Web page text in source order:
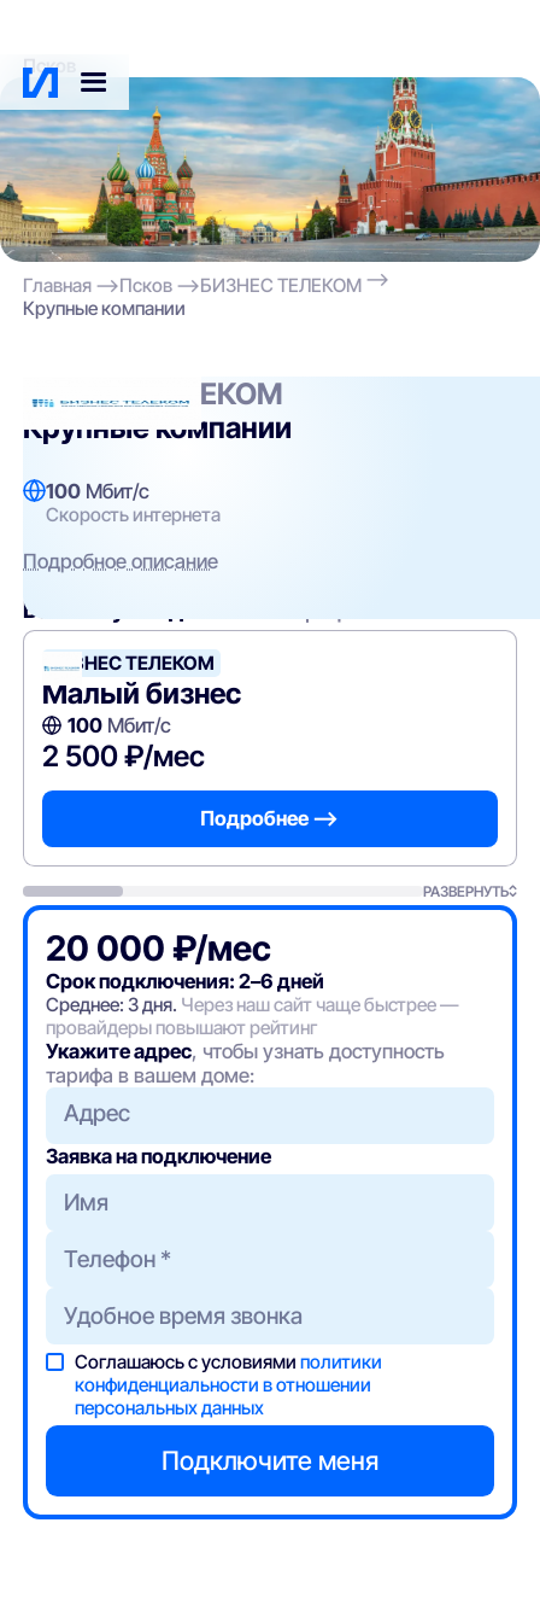
Псков
Главная Псков
БИЗНЕС ТЕЛЕКОМ
Крупные компании
БИЗНЕС ТЕЛЕКОМ
Крупные компании
100 Мбит/с
Скорость интернета
Подробное описание
Вам могут подойти
БИЗНЕС ТЕЛЕКОМ
Малый бизнес
100Мбит/с
2 500 ₽/мес
Подробнее —>
РАЗВЕРНУТЬ
20 000 ₽/мес
Срок подключения: 2–6 дней
Среднее: 3 дня. Через наш сайт чаще быстрее —
провайдеры повышают рейтинг
Укажите адрес, чтобы узнать доступность
тарифа в вашем доме:
Адрес
Заявка на подключение
Соглашаюсь с условиямиполитики
конфиденциальности в отношении
персональных данных